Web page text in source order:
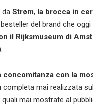
da Strøm, la brocca in
besteller del brand che
il Rijksmuseum di
concomitanza con la
completa mai realizzata
mai mostrate al